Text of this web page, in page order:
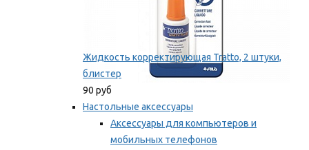
Жидкость корректирующая Tratto, 2 штуки,
блистер
90 руб
Настольные аксессуары
Аксессуары для компьютеров и
мобильных телефонов